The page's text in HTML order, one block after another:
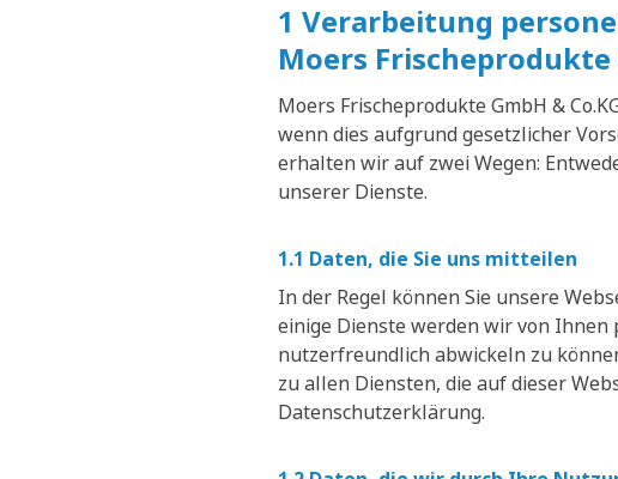
1 Verarbeitung
Moers Frischeprodukte
Moers Frischeprodukte GmbH &
wenn dies aufgrund gesetzlicher
erhalten wir auf zwei Wegen:
unserer Dienste.
1.1 Daten, die Sie uns mitteilen
In der Regel können Sie unsere
einige Dienste werden wir von
nutzerfreundlich abwickeln zu
zu allen Diensten, die auf dieser
Datenschutzerklärung.